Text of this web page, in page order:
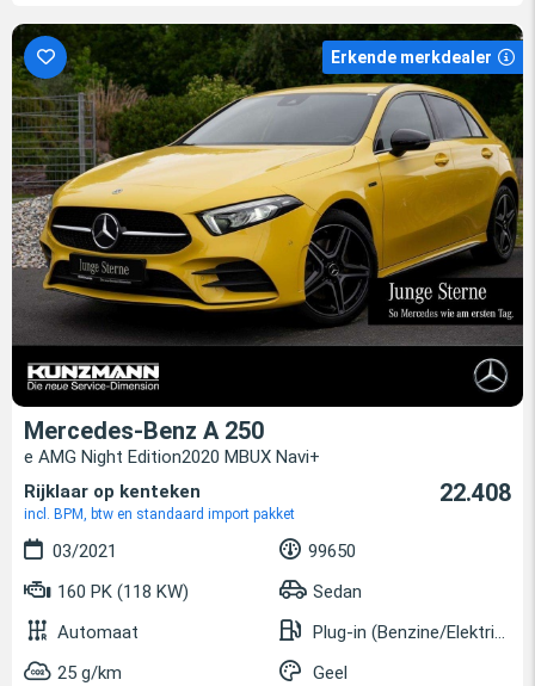
Erkende merkdealer
Mercedes-Benz A 250
e AMG Night Edition2020 MBUX Navi+
Rijklaar op kenteken
incl. BPM, btw en standaard import pakket
22.408
03/2021
99650
160 PK (118 KW)
Sedan
Automaat
Plug-in (Benzine/Elektrisch)
25 g/km
Geel